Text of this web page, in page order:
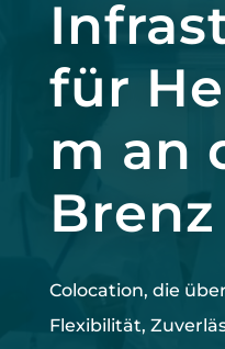
für
m an
Brenz
Colocation, die
Flexibilität,